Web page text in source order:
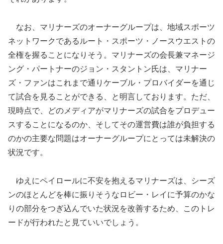
なお、マリナーズのオーナーグループは、地域スポーツ
ネットワークであるルート・スポーツ・ノースウエストの
全権を握ることになりそう。マリナーズの会長兼マネージ
ング・パートナーのジョン・スタントン氏は、マリナー
ズ・ファンはこれまで通りケーブル・プロバイダーを通じ
て試合を見ることができる、と明言しております。ただ、
現時点で、どのメディアがマリナーズの試合をプロデュー
スすることになるのか、そしてその運営費は誰が負担する
のかの主要な問題はオーナーグループにとっては未解決の
状況です。
ゆえにペイロールに不安を抱えるマリナーズは、シーズ
ンのほとんどを棒に振りそうなロビー・レイに予算のかな
りの部分をつぎ込んでいた状況を改善するため、このトレ
ードが行われたと見ていいでしょう。